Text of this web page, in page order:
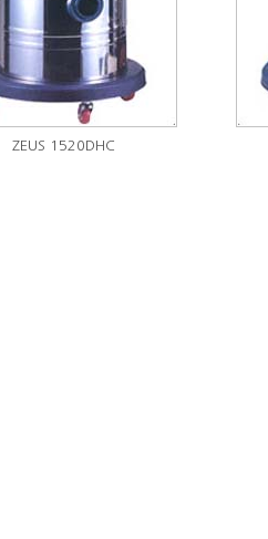
ZEUS 1520DHC